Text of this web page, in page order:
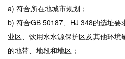
a) 符合所在地城市规划；
b) 符合GB 50187、HJ 348的选址要
业区、饮用水水源保护区及其他环
的地带、地段和地区；